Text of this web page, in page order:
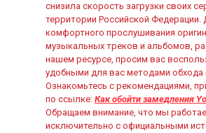
снизила скорость загрузки своих
территории Российской Федерации.
комфортного прослушивания
музыкальных треков и альбомов,
нашем ресурсе, просим вас
удобными для вас методами обхода
Ознакомьтесь с рекомендациями,
по ссылке: Как обойти замедления
Обращаем внимание, что мы
исключительно с официальными